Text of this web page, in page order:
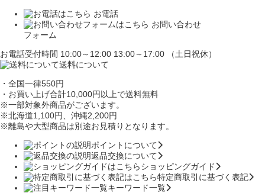
お電話
お問い合わせ
フォーム
お電話受付時間 10:00～12:00 13:00～17:00 （土日祝休）
送料について
・全国一律550円
・お買い上げ合計10,000円 以上で送料無料
※一部対象外商品がございます。
※北海道1,100円
、沖縄2,200円
※離島や大型商品は別途お見積りとなります。
ポイントについて
返品交換について
ショッピングガイド
特定商取引に基づく表記
キーワード一覧